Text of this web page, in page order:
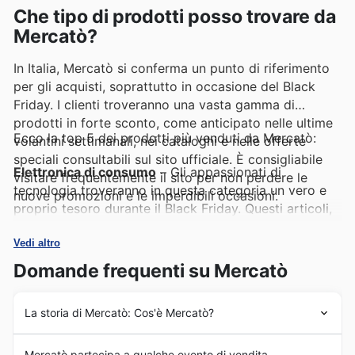
Che tipo di prodotti posso trovare da
Mercatò?
In Italia, Mercatò si conferma un punto di riferimento
per gli acquisti, soprattutto in occasione del Black
Friday. I clienti troveranno una vasta gamma di
prodotti in forte sconto, come anticipato nelle ultime
volantini settimanali, nei cataloghi e nelle offerte
speciali consultabili sul sito ufficiale. È consigliabile
visitare frequentemente il sito per non perdere le
nuove promozioni e le imperdibili occasioni.
Ecco la top 5 dei prodotti più venduti da Mercatò:
Elettronica di consumo – Gli appassionati di
tecnologia troveranno in questa categoria un vero e
proprio tesoro durante il Black Friday. Questi articoli,
Mercatò deals e delle promozioni speciali, offrendo
un'ottima opportunità per rinnovare i propri
dispositivi.
Piccoli elettrodomestici– Molto apprezzati per la
loro praticità e convenienza, i piccoli elettrodomestici
rappresentano una delle categorie più gettonate. Le
Vedi altro
Domande frequenti su Mercatò
La storia di Mercatò: Cos'è Mercatò?